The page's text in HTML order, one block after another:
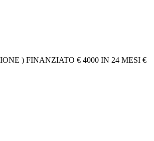
) FINANZIATO € 4000 IN 24 MESI €